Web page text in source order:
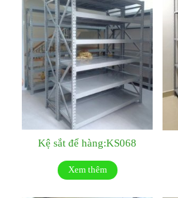
Kệ sắt để hàng:KS068
Xem thêm